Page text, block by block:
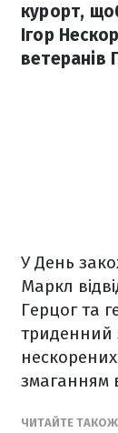
курорт,
Ігор
ветеранів
У День
Маркл
Герцог та
триденний
змаганням
ЧИТАЙТЕ ТАКОЖ